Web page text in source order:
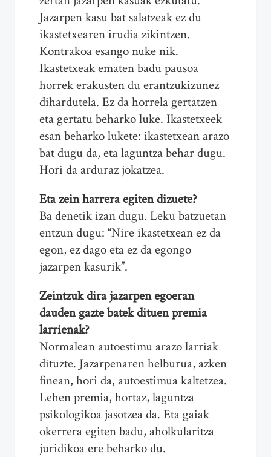
Jazarpen kasu bat salatzeak ez du
ikastetxearen irudia zikintzen.
Kontrakoa esango nuke nik.
Ikastetxeak ematen badu pausoa
horrek erakusten du erantzukizunez
dihardutela. Ez da horrela gertatzen
eta gertatu beharko luke. Ikastetxeek
esan beharko lukete: ikastetxean arazo
bat dugu da, eta laguntza behar dugu.
Hori da arduraz jokatzea.
Eta zein harrera egiten dizuete?
Ba denetik izan dugu. Leku batzuetan
entzun dugu: “Nire ikastetxean ez da
egon, ez dago eta ez da egongo
jazarpen kasurik”.
Zeintzuk dira jazarpen egoeran
dauden gazte batek dituen premia
larrienak?
Normalean autoestimu arazo larriak
dituzte. Jazarpenaren helburua, azken
finean, hori da, autoestimua kaltetzea.
Lehen premia, hortaz, laguntza
psikologikoa jasotzea da. Eta gaiak
okerrera egiten badu, aholkularitza
juridikoa ere beharko du.